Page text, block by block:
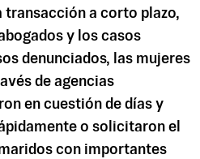
a corto plazo,
y los casos
denunciados, las mujeres
de agencias
en cuestión de días y
o solicitaron el
con importantes